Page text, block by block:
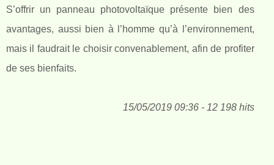
S’offrir un panneau photovoltaïque présente bien des
avantages, aussi bien à l’homme qu’à l’environnement,
mais il faudrait le choisir convenablement, afin de profiter
de ses bienfaits.
15/05/2019 09:36 - 12 198 hits